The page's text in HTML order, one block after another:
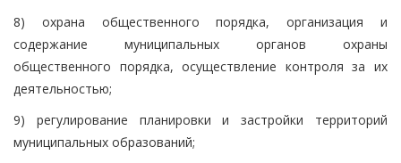
8) охрана общественного порядка, организация и
содержание муниципальных органов охраны
общественного порядка, осуществление контроля за их
деятельностью;
9) регулирование планировки и застройки территорий
муниципальных образований;